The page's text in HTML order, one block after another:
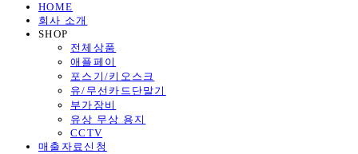
HOME
회사 소개
SHOP
전체상품
애플페이
포스기/키오스크
유/무선카드단말기
부가장비
유상 무상 용지
CCTV
매출자료신청